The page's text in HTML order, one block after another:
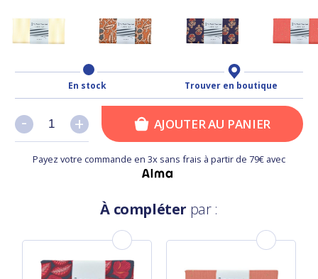
En stock Trouver en boutique
+
- +
- AJOUTER AU PANIER
Payez votre commande en 3x sans frais à partir de 79€ avec
À compléter par :